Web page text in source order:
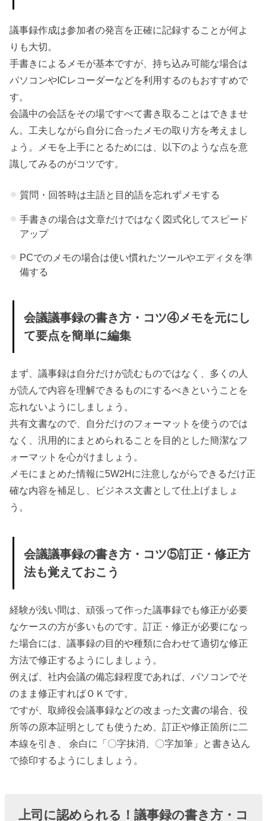
議事録作成は参加者の発言を正確に記録することが何よ
りも大切。
手書きによるメモが基本ですが、持ち込み可能な場合は
パソコンやICレコーダーなどを利用するのもおすすめで
す。
会議中の会話をその場ですべて書き取ることはできませ
ん。工夫しながら自分に合ったメモの取り方を考えまし
ょう。メモを上手にとるためには、以下のような点を意
識してみるのがコツです。
質問・回答時は主語と目的語を忘れずメモする
手書きの場合は文章だけではなく図式化してスピード
アップ
PCでのメモの場合は使い慣れたツールやエディタを準
備する
会議議事録の書き方・コツ④メモを元にし
て要点を簡単に編集
まず、議事録は自分だけが読むものではなく、多くの人
が読んで内容を理解できるものにするべきということを
忘れないようにしましょう。
共有文書なので、自分だけのフォーマットを使うのでは
なく、汎用的にまとめられることを目的とした簡潔なフ
ォーマットを心がけましょう。
メモにまとめた情報に5W2Hに注意しながらできるだけ正
確な内容を補足し、ビジネス文書として仕上げましょ
う。
会議議事録の書き方・コツ⑤訂正・修正方
法も覚えておこう
経験が浅い間は、頑張って作った議事録でも修正が必要
なケースの方が多いものです。訂正・修正が必要になっ
た場合には、議事録の目的や種類に合わせて適切な修正
方法で修正するようにしましょう。
例えば、社内会議の備忘録程度であれば、パソコンでそ
のまま修正すればＯＫです。
ですが、取締役会議事録などの改まった文書の場合、役
所等の原本証明としても使うため、訂正や修正箇所に二
本線を引き、 余白に「〇字抹消、〇字加筆」と書き込ん
で捺印するようにしましょう。
上司に認められる！議事録の書き方・コ